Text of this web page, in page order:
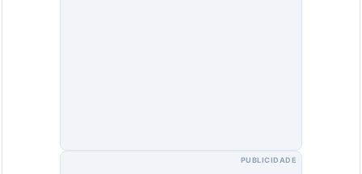
PUBLICIDADE